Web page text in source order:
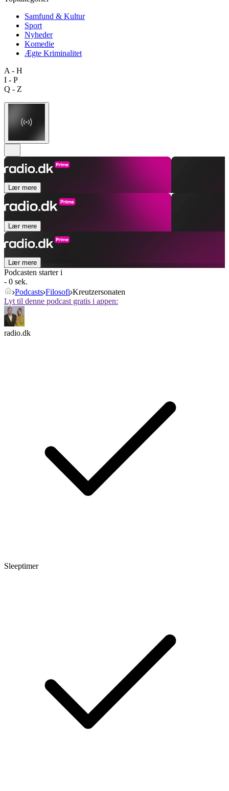
Samfund & Kultur
Sport
Nyheder
Komedie
Ægte Kriminalitet
A - H
I - P
Q - Z
Lær mere
Lær mere
Lær mere
Podcasten starter i
- 0 sek.
Podcasts Filosofi Kreutzersonaten
Lyt til denne podcast gratis i appen:
radio.dk
Sleeptimer